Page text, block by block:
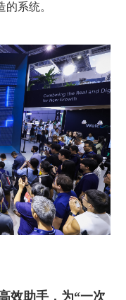
系统。
效助手，为“一次